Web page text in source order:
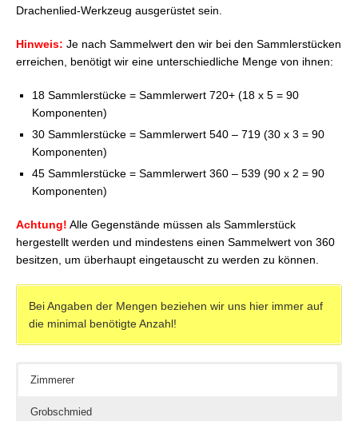
Drachenlied-Werkzeug ausgerüstet sein.
Hinweis: Je nach Sammelwert den wir bei den Sammlerstücken
erreichen, benötigt wir eine unterschiedliche Menge von ihnen:
18 Sammlerstücke = Sammlerwert 720+ (18 x 5 = 90
Komponenten)
30 Sammlerstücke = Sammlerwert 540 – 719 (30 x 3 = 90
Komponenten)
45 Sammlerstücke = Sammlerwert 360 – 539 (90 x 2 = 90
Komponenten)
Achtung! Alle Gegenstände müssen als Sammlerstück
hergestellt werden und mindestens einen Sammelwert von 360
besitzen, um überhaupt eingetauscht zu werden zu können.
Bei Angaben der Mengen beziehen wir uns hier immer auf
die minimal benötigte Anzahl!
Zimmerer
Grobschmied